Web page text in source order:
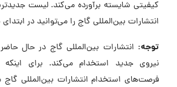
کیفیتی شایسته برآورده می‌کند. لیست
انتشارات بین‌المللی گاج را می‌توانید در
توجه:
نیروی جدید استخدام می‌کند. برای اینکه
فرصت‌های استخدام انتشارات بین‌المللی گاج